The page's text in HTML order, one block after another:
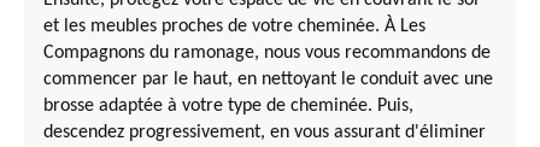
et les meubles proches de votre cheminée. À Les
Compagnons du ramonage, nous vous recommandons de
commencer par le haut, en nettoyant le conduit avec une
brosse adaptée à votre type de cheminée. Puis,
descendez progressivement, en vous assurant d'éliminer